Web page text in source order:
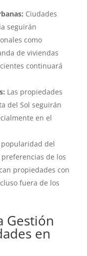
Ciudades
seguirán
como
de viviendas
continuará
Las propiedades
del Sol seguirán
en el
popularidad del
de los
propiedades con
fuera de los
Gestión
en